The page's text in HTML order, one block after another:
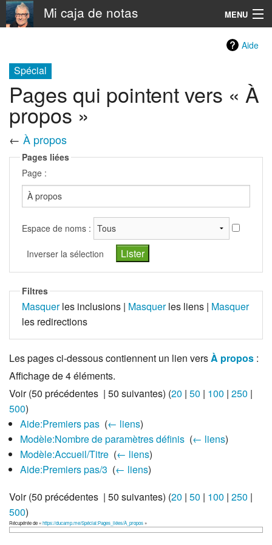
Mi caja de notas MENU
Aide
Spécial
Pages qui pointent vers « À
propos »
← À propos
Pages liées
Page :
Espace de noms :
Inverser la sélection
Filtres
Masquerles inclusions | Masquerles liens | Masquer
les redirections
Les pages ci-dessous contiennent un lien versÀ propos :
Affichage de 4 éléments.
Voir (50 précédentes | 50 suivantes) (20 | 50 | 100 | 250 |
500)
Aide:Premiers pas‎ (← liens)
Modèle:Nombre de paramètres définis‎ (← liens)
Modèle:Accueil/Titre‎ (← liens)
Aide:Premiers pas/3 (← liens)
Voir (50 précédentes | 50 suivantes) (20 | 50 | 100 | 250 |
500)
Récupérée de «https://ducamp.me/Spécial:Pages_liées/À_propos»